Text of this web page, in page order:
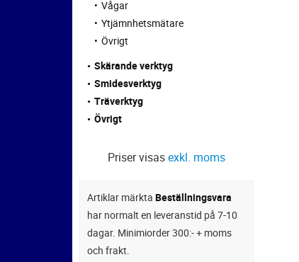
Vågar
Ytjämnhetsmätare
Övrigt
Skärande verktyg
Smidesverktyg
Träverktyg
Övrigt
Priser visasexkl. moms
Artiklar märkta Beställningsvara
har normalt en leveranstid på 7-10
dagar. Minimiorder 300:- + moms
och frakt.